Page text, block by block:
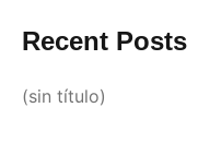
Recent Posts
(sin título)